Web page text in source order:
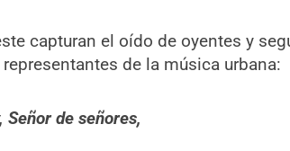
capturan el oído de oyentes y
de la música urbana:
de señores,